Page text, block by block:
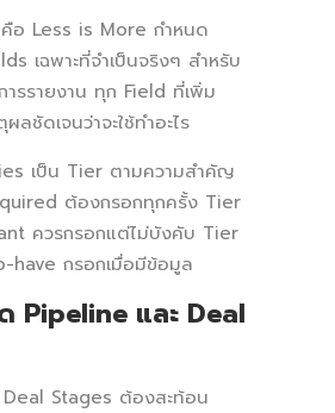
อ Less is More กำหนด
เฉพาะที่จำเป็นจริงๆ สำหรับ
ารรายงาน ทุก Field ที่เพิ่ม
ลชัดเจนว่าจะใช้ทำอะไร
เป็น Tier ตามความสำคัญ
ต้องกรอกทุกครั้ง Tier
ควรกรอกแต่ไม่บังคับ Tier
กรอกเมื่อมีข้อมูล
Pipeline และ Deal
Stages ต้องสะท้อน